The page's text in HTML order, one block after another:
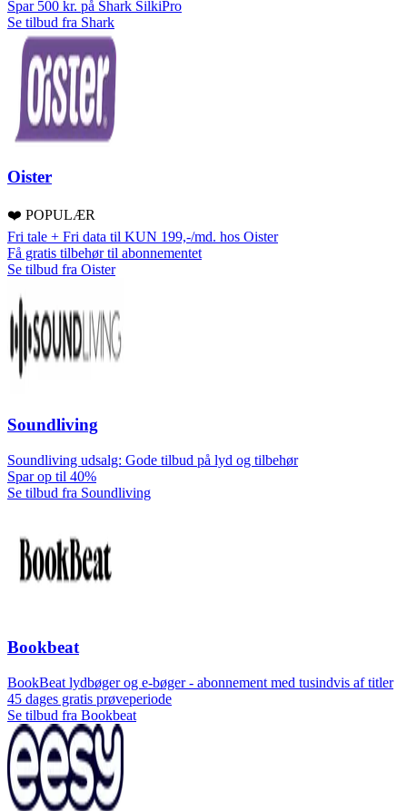
Spar 500 kr. på Shark SilkiPro
Se tilbud fra Shark
Oister
❤️ POPULÆR
Fri tale + Fri data til KUN 199,-/md. hos Oister
Få gratis tilbehør til abonnementet
Se tilbud fra Oister
Soundliving
Soundliving udsalg: Gode tilbud på lyd og tilbehør
Spar op til 40%
Se tilbud fra Soundliving
Bookbeat
BookBeat lydbøger og e-bøger - abonnement med tusindvis af titler
45 dages gratis prøveperiode
Se tilbud fra Bookbeat